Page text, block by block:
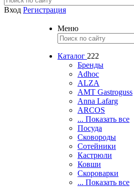
Вход Регистрация
Меню
Каталог 222
Бренды
Adhoc
ALZA
AMT Gastroguss
Anna Lafarg
ARCOS
... Показать все
Посуда
Сковороды
Сотейники
Кастрюли
Ковши
Скороварки
... Показать все